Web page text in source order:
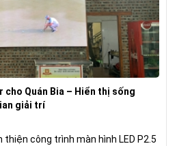
cho Quán Bia – Hiển thị sống
giải trí
thiện công trình màn hình LED P2.5